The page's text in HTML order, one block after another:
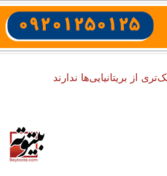
از بریتانیایی‌ها ندارند